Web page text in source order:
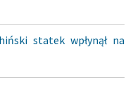
statek wpłynął na